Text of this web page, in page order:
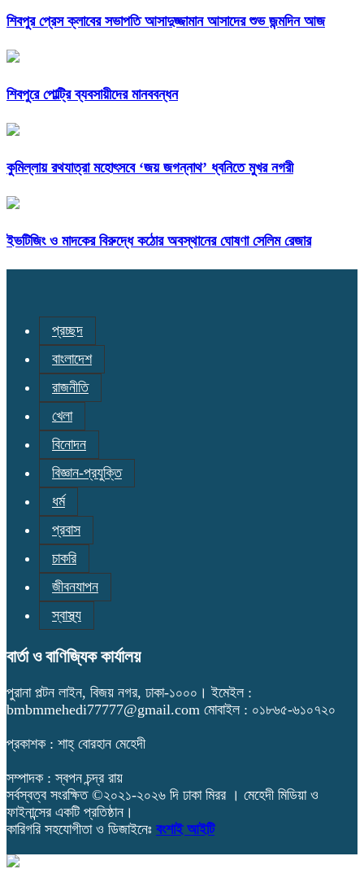
শিবপুর প্রেস ক্লাবের সভাপতি আসাদুজ্জামান আসাদের শুভ জন্মদিন আজ
শিবপুরে পোল্ট্রি ব্যবসায়ীদের মানববন্ধন
কুমিল্লায় রথযাত্রা মহোৎসবে ‘জয় জগন্নাথ’ ধ্বনিতে মুখর নগরী
ইভটিজিং ও মাদকের বিরুদ্ধে কঠোর অবস্থানের ঘোষণা সেলিম রেজার
প্রচ্ছদ
বাংলাদেশ
রাজনীতি
খেলা
বিনোদন
বিজ্ঞান-প্রযুক্তি
ধর্ম
প্রবাস
চাকরি
জীবনযাপন
স্বাস্থ্য
বার্তা ও বাণিজ্যিক কার্যালয়
পুরানা পল্টন লাইন, বিজয় নগর, ঢাকা-১০০০। ইমেইল :
bmbmmehedi77777@gmail.com মোবাইল : ০১৮৬৫-৬১০৭২০
প্রকাশক : শাহ্ বোরহান মেহেদী
সম্পাদক : স্বপন চন্দ্র রায়
সর্বস্বত্ব সংরক্ষিত ©২০২১-২০২৬ দি ঢাকা মিরর । মেহেদী মিডিয়া ও
ফাইনান্সের একটি প্রতিষ্ঠান।
কারিগরি সহযোগীতা ও ডিজাইনেঃ বংশাই আইটি